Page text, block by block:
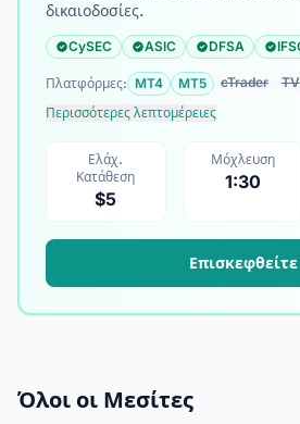
δικαιοδοσίες.
CySEC ASIC DFSA
Πλατφόρμες: MT4 MT5 cTrader TV
Περισσότερες λεπτομέρειες
Ελάχ.
Κατάθεση
$5
Μόχλευση
1:30
Επισκεφθείτε
Όλοι οι Μεσίτες